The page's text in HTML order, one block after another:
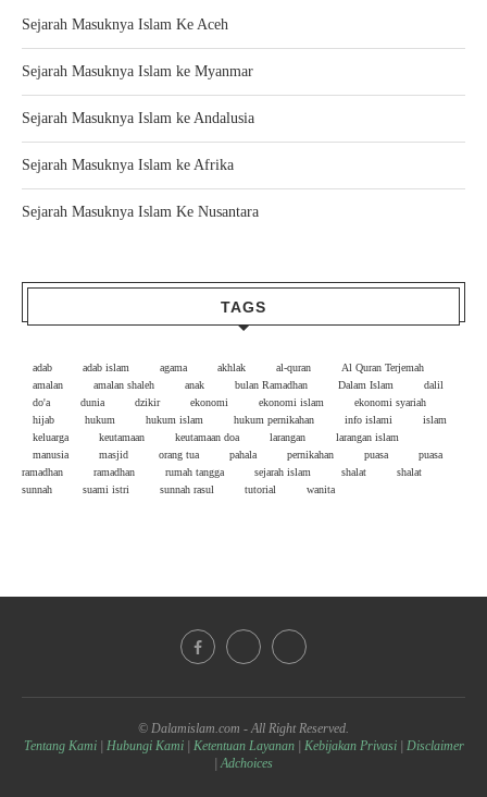
Sejarah Masuknya Islam Ke Aceh
Sejarah Masuknya Islam ke Myanmar
Sejarah Masuknya Islam ke Andalusia
Sejarah Masuknya Islam ke Afrika
Sejarah Masuknya Islam Ke Nusantara
TAGS
adab adab islam agama akhlak al-quran
Al Quran Terjemah
amalan
amalan shaleh anak bulan Ramadhan Dalam Islam
dalil
do'a
dunia dzikir ekonomi ekonomi islam
ekonomi syariah
hijab
hukum hukum islam hukum pernikahan info islami
islam
keluarga
keutamaan keutamaan doa larangan
larangan islam
manusia
masjid orang tua pahala pernikahan puasa
puasa
ramadhan
ramadhan rumah tangga sejarah islam shalat
shalat
sunnah
suami istri sunnah rasul tutorial wanita
© Dalamislam.com - All Right Reserved.
Tentang Kami
Hubungi Kami| Ketentuan Layanan| Kebijakan Privasi| Disclaimer
|Adchoices